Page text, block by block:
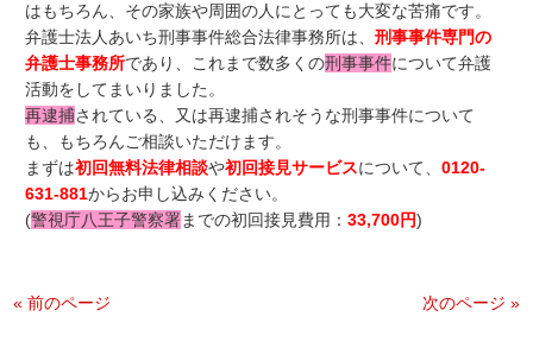
はもちろん、その家族や周囲の人にとっても大変な苦痛です。
弁護士法人あいち刑事事件総合法律事務所は、刑事事件専門の
弁護士事務所であり、これまで数多くの刑事事件について弁護
活動をしてまいりました。
再逮捕されている、又は再逮捕されそうな刑事事件について
も、もちろんご相談いただけます。
まずは初回無料法律相談や初回接見サービスについて、0120-
631-881からお申し込みください。
(警視庁八王子警察署までの初回接見費用：33,700円)
« 前のページ 次のページ »